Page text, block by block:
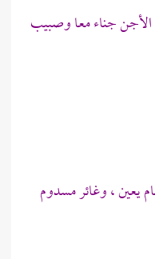
الأجن جناء معا وصبيب
يعين ، وغائر مسدوم